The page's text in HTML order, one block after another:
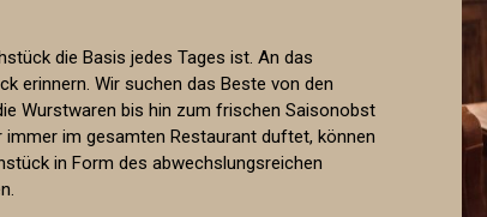
die Basis jedes Tages ist. An das
erinnern. Wir suchen das Beste von den
Wurstwaren bis hin zum frischen Saisonobst
im gesamten Restaurant duftet, können
in Form des abwechslungsreichen